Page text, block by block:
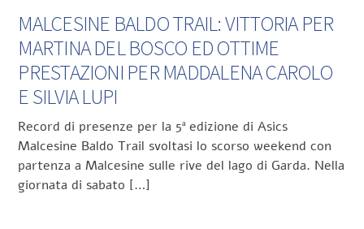
MALCESINE BALDO TRAIL: VITTORIA PER
MARTINA DEL BOSCO ED OTTIME
PRESTAZIONI PER MADDALENA CAROLO
E SILVIA LUPI
Record di presenze per la 5ª edizione di Asics
Malcesine Baldo Trail svoltasi lo scorso weekend con
partenza a Malcesine sulle rive del lago di Garda. Nella
giornata di sabato […]